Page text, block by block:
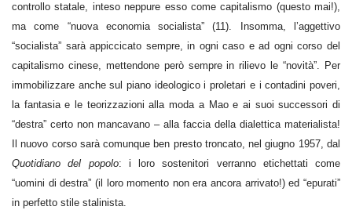
controllo statale, inteso neppure esso come capitalismo (questo mai!),
ma come “nuova economia socialista” (11). Insomma, l’aggettivo
“socialista” sarà appiccicato sempre, in ogni caso e ad ogni corso del
capitalismo cinese, mettendone però sempre in rilievo le “novità”. Per
immobilizzare anche sul piano ideologico i proletari e i contadini poveri,
la fantasia e le teorizzazioni alla moda a Mao e ai suoi successori di
“destra” certo non mancavano – alla faccia della dialettica materialista!
Il nuovo corso sarà comunque ben presto troncato, nel giugno 1957, dal
Quotidiano del popolo: i loro sostenitori verranno etichettati come
“uomini di destra” (il loro momento non era ancora arrivato!) ed “epurati”
in perfetto stile stalinista.